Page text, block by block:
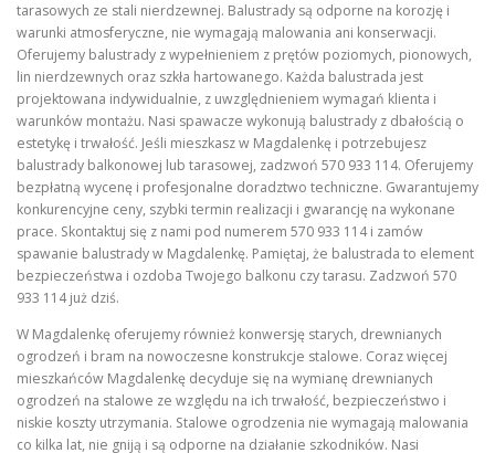
tarasowych ze stali nierdzewnej. Balustrady są odporne na korozję i
warunki atmosferyczne, nie wymagają malowania ani konserwacji.
Oferujemy balustrady z wypełnieniem z prętów poziomych, pionowych,
lin nierdzewnych oraz szkła hartowanego. Każda balustrada jest
projektowana indywidualnie, z uwzględnieniem wymagań klienta i
warunków montażu. Nasi spawacze wykonują balustrady z dbałością o
estetykę i trwałość. Jeśli mieszkasz w Magdalenkę i potrzebujesz
balustrady balkonowej lub tarasowej, zadzwoń 570 933 114. Oferujemy
bezpłatną wycenę i profesjonalne doradztwo techniczne. Gwarantujemy
konkurencyjne ceny, szybki termin realizacji i gwarancję na wykonane
prace. Skontaktuj się z nami pod numerem 570 933 114 i zamów
spawanie balustrady w Magdalenkę. Pamiętaj, że balustrada to element
bezpieczeństwa i ozdoba Twojego balkonu czy tarasu. Zadzwoń 570
933 114 już dziś.
W Magdalenkę oferujemy również konwersję starych, drewnianych
ogrodzeń i bram na nowoczesne konstrukcje stalowe. Coraz więcej
mieszkańców Magdalenkę decyduje się na wymianę drewnianych
ogrodzeń na stalowe ze względu na ich trwałość, bezpieczeństwo i
niskie koszty utrzymania. Stalowe ogrodzenia nie wymagają malowania
co kilka lat, nie gniją i są odporne na działanie szkodników. Nasi